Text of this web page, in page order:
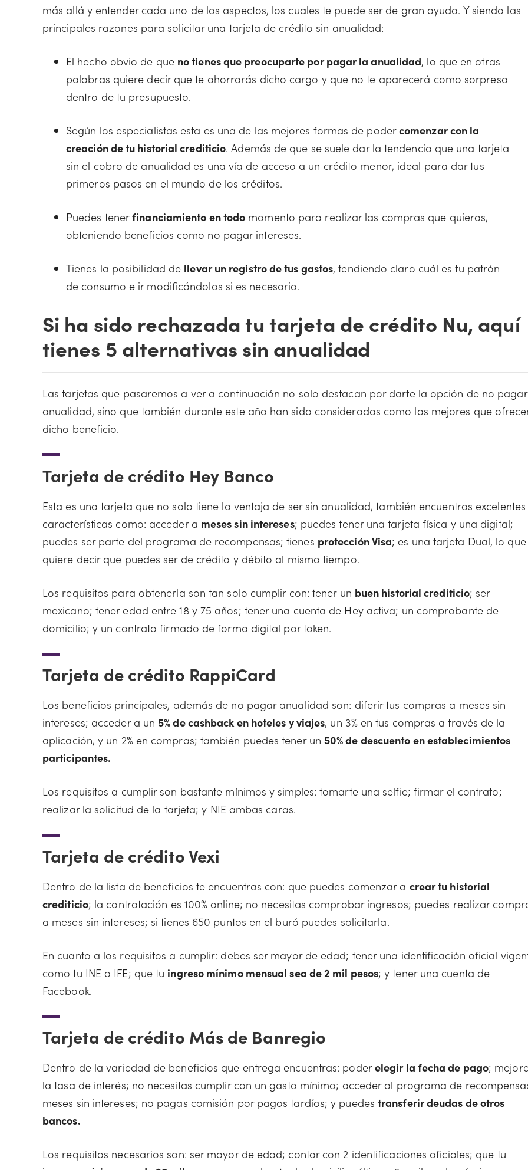
más allá y entender cada uno de los aspectos, los cuales te puede ser de gran ayuda. Y siendo las
principales razones para solicitar una tarjeta de crédito sin anualidad:
El hecho obvio de que no tienes que preocuparte por pagar la anualidad, lo que en otras
palabras quiere decir que te ahorrarás dicho cargo y que no te aparecerá como sorpresa
dentro de tu presupuesto.
Según los especialistas esta es una de las mejores formas de podercomenzar con la
creación de tu historial crediticio. Además de que se suele dar la tendencia que una tarjeta
sin el cobro de anualidad es una vía de acceso a un crédito menor, ideal para dar tus
primeros pasos en el mundo de los créditos.
Puedes tenerfinanciamiento en todo momento para realizar las compras que quieras,
obteniendo beneficios como no pagar intereses.
Tienes la posibilidad de llevar un registro de tus gastos, tendiendo claro cuál es tu patrón
de consumo e ir modificándolos si es necesario.
Si ha sido rechazada tu tarjeta de crédito Nu, aquí
tienes 5 alternativas sin anualidad
Las tarjetas que pasaremos a ver a continuación no solo destacan por darte la opción de no pagar
anualidad, sino que también durante este año han sido consideradas como las mejores que
dicho beneficio.
Tarjeta de crédito Hey Banco
Esta es una tarjeta que no solo tiene la ventaja de ser sin anualidad, también encuentras excelentes
características como: acceder a meses sin intereses; puedes tener una tarjeta física y una digital;
puedes ser parte del programa de recompensas; tienes protección Visa; es una tarjeta Dual, lo que
quiere decir que puedes ser de crédito y débito al mismo tiempo.
Los requisitos para obtenerla son tan solo cumplir con: tener un buen historial crediticio; ser
mexicano; tener edad entre 18 y 75 años; tener una cuenta de Hey activa; un comprobante de
domicilio; y un contrato firmado de forma digital por token.
Tarjeta de crédito RappiCard
Los beneficios principales, además de no pagar anualidad son: diferir tus compras a meses sin
intereses; acceder a un5% de cashback en hoteles y viajes, un 3% en tus compras a través de la
aplicación, y un 2% en compras; también puedes tener un50% de descuento en establecimientos
participantes.
Los requisitos a cumplir son bastante mínimos y simples: tomarte una selfie; firmar el contrato;
realizar la solicitud de la tarjeta; y NIE ambas caras.
Tarjeta de crédito Vexi
Dentro de la lista de beneficios te encuentras con: que puedes comenzar a crear tu historial
crediticio; la contratación es 100% online; no necesitas comprobar ingresos; puedes realizar
a meses sin intereses; si tienes 650 puntos en el buró puedes solicitarla.
En cuanto a los requisitos a cumplir: debes ser mayor de edad; tener una identificación oficial
como tu INE o IFE; que tu ingreso mínimo mensual sea de 2 mil pesos; y tener una cuenta de
Facebook.
Tarjeta de crédito Más de Banregio
Dentro de la variedad de beneficios que entrega encuentras: poderelegir la fecha de pago;
la tasa de interés; no necesitas cumplir con un gasto mínimo; acceder al programa de
meses sin intereses; no pagas comisión por pagos tardíos; y puedestransferir deudas de otros
bancos.
Los requisitos necesarios son: ser mayor de edad; contar con 2 identificaciones oficiales; que tu